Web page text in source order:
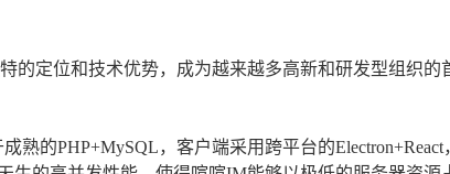
的定位和技术优势，成为越来越多高新和研发型组织的
熟的PHP+MySQL，客户端采用跨平台的